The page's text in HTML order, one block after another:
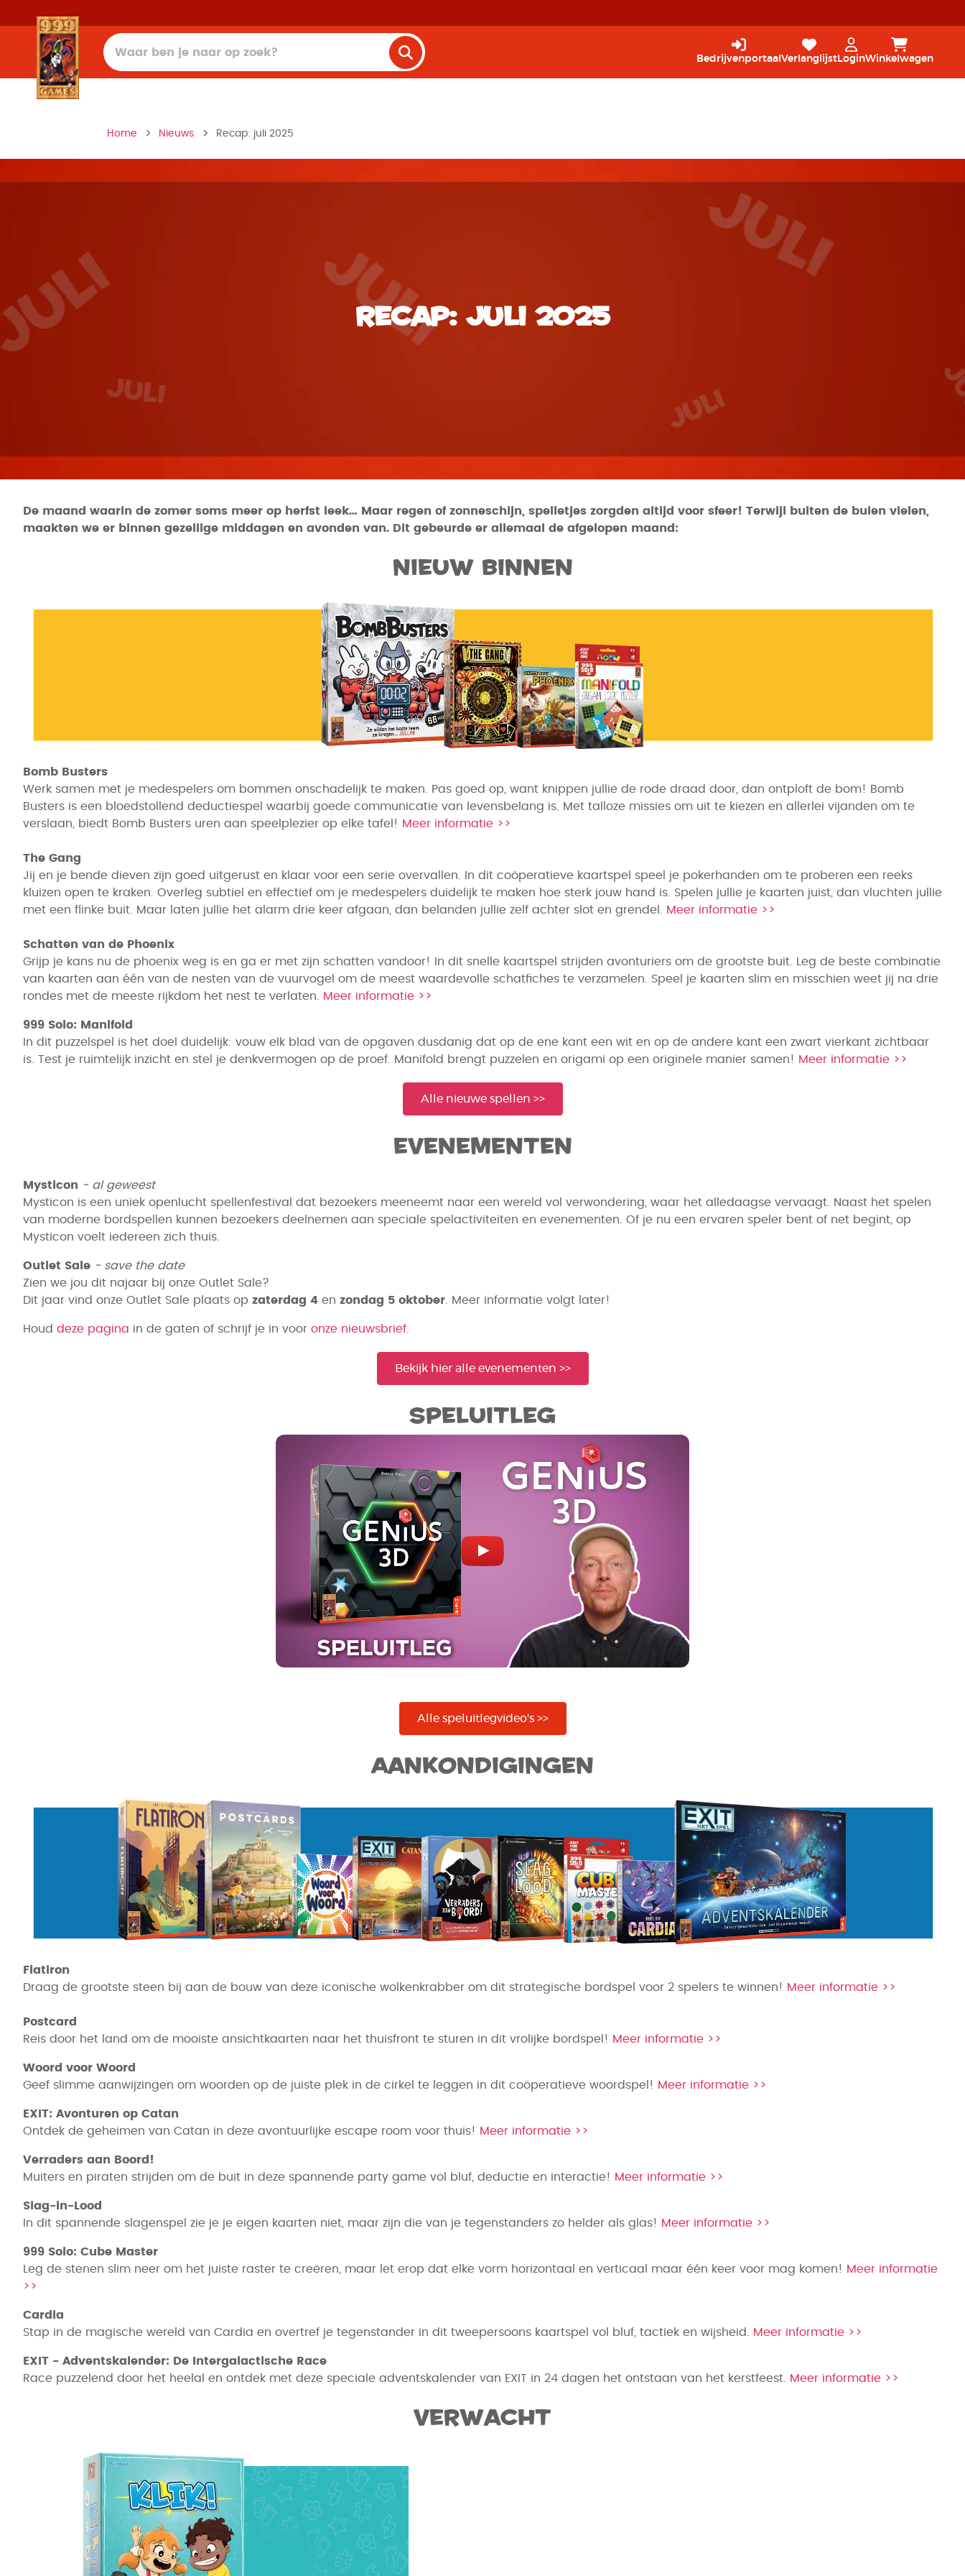
Bedrijvenportaal Verlanglijst LoginWinkelwagen
Home Nieuws Recap: juli 2025
Recap: juli 2025
De maand waarin de zomer soms meer op herfst leek… Maar regen of zonneschijn, spelletjes zorgden altijd voor sfeer! Terwijl buiten de buien vielen,
maakten we er binnen gezellige middagen en avonden van. Dit gebeurde er allemaal de afgelopen maand:
Nieuw binnen
Bomb Busters
Werk samen met je medespelers om bommen onschadelijk te maken. Pas goed op, want knippen jullie de rode draad door, dan ontploft de bom! Bomb
Busters is een bloedstollend deductiespel waarbij goede communicatie van levensbelang is. Met talloze missies om uit te kiezen en allerlei vijanden om te
verslaan, biedt Bomb Busters uren aan speelplezier op elke tafel!
Meer informatie >>
The Gang
Jij en je bende dieven zijn goed uitgerust en klaar voor een serie overvallen. In dit coöperatieve kaartspel speel je pokerhanden om te proberen een reeks
kluizen open te kraken. Overleg subtiel en effectief om je medespelers duidelijk te maken hoe sterk jouw hand is. Spelen jullie je kaarten juist, dan vluchten jullie
met een flinke buit. Maar laten jullie het alarm drie keer afgaan, dan belanden jullie zelf achter slot en grendel.
Meer informatie >>
Schatten van de Phoenix
Grijp je kans nu de phoenix weg is en ga er met zijn schatten vandoor! In dit snelle kaartspel strijden avonturiers om de grootste buit. Leg de beste combinatie
van kaarten aan één van de nesten van de vuurvogel om de meest waardevolle schatfiches te verzamelen. Speel je kaarten slim en misschien weet jij na drie
rondes met de meeste rijkdom het nest te verlaten.
Meer informatie >>
999 Solo: Manifold
In dit puzzelspel is het doel duidelijk: vouw elk blad van de opgaven dusdanig dat op de ene kant een wit en op de andere kant een zwart vierkant zichtbaar
is. Test je ruimtelijk inzicht en stel je denkvermogen op de proef. Manifold brengt puzzelen en origami op een originele manier samen!
Meer informatie >>
Alle nieuwe spellen >>
Evenementen
Mysticon - al geweest
Mysticon is een uniek openlucht spellenfestival dat bezoekers meeneemt naar een wereld vol verwondering, waar het alledaagse vervaagt. Naast het spelen
van moderne bordspellen kunnen bezoekers deelnemen aan speciale spelactiviteiten en evenementen. Of je nu een ervaren speler bent of net begint, op
Mysticon voelt iedereen zich thuis.
Outlet Sale - save the date
Zien we jou dit najaar bij onze Outlet Sale?
Dit jaar vind onze Outlet Sale plaats op zaterdag 4 en zondag 5 oktober . Meer informatie volgt later!
Houd deze pagina in de gaten of schrijf je in voor onze nieuwsbrief
Bekijk hier alle evenementen >>
Speluitleg
Alle speluitlegvideo's >>
Aankondigingen
Flatiron
Draag de grootste steen bij aan de bouw van deze iconische wolkenkrabber om dit strategische bordspel voor 2 spelers te winnen!
Meer informatie >>
Postcard
Reis door het land om de mooiste ansichtkaarten naar het thuisfront te sturen in dit vrolijke bordspel!
Meer informatie >>
Woord voor Woord
Geef slimme aanwijzingen om woorden op de juiste plek in de cirkel te leggen in dit coöperatieve woordspel!
Meer informatie >>
EXIT: Avonturen op Catan
Ontdek de geheimen van Catan in deze avontuurlijke escape room voor thuis!
Meer informatie >>
Verraders aan Boord!
Muiters en piraten strijden om de buit in deze spannende party game vol bluf, deductie en interactie!
Meer informatie >>
Slag-in-Lood
In dit spannende slagenspel zie je je eigen kaarten niet, maar zijn die van je tegenstanders zo helder als glas!
Meer informatie >>
999 Solo: Cube Master
Leg de stenen slim neer om het juiste raster te creëren, maar let erop dat elke vorm horizontaal en verticaal maar één keer voor mag komen!
Meer informatie
>>
Cardia
Stap in de magische wereld van Cardia en overtref je tegenstander in dit tweepersoons kaartspel vol bluf, tactiek en wijsheid.
Meer informatie >>
EXIT - Adventskalender: De Intergalactische Race
Race puzzelend door het heelal en ontdek met deze speciale adventskalender van EXIT in 24 dagen het ontstaan van het kerstfeest.
Meer informatie >>
Verwacht